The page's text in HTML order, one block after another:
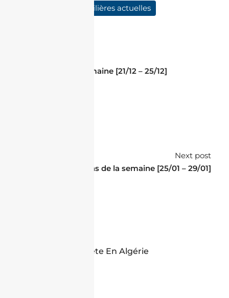
tendances immobilières actuelles
Questions de la semaine [21/12 – 25/12]
Next post
Questions de la semaine [25/01 – 29/01]
J'achète En Algérie